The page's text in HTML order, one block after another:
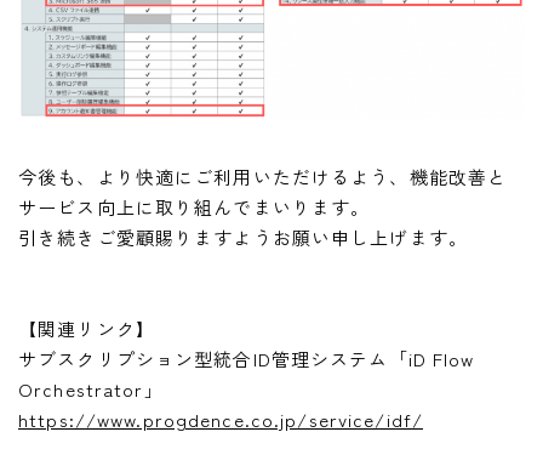
今後も、より快適にご利用いただけるよう、機能改善と
サービス向上に取り組んでまいります。
引き続きご愛顧賜りますようお願い申し上げます。
【関連リンク】
サブスクリプション型統合ID管理システム「iD Flow
Orchestrator」
https://www.progdence.co.jp/service/idf/